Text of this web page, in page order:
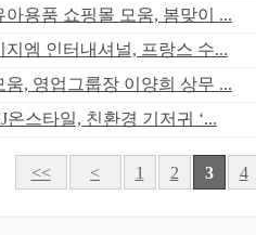
아용품 쇼핑몰 모움, 봄맞이 ...
지엠 인터내셔널, 프랑스 수...
움, 영업그룹장 이양희 상무 ...
온스타일, 친환경 기저귀 ‘...
<< < 1 2 3 4